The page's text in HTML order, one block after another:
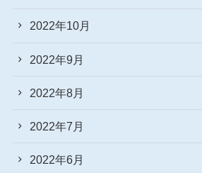
2022年10月
2022年9月
2022年8月
2022年7月
2022年6月